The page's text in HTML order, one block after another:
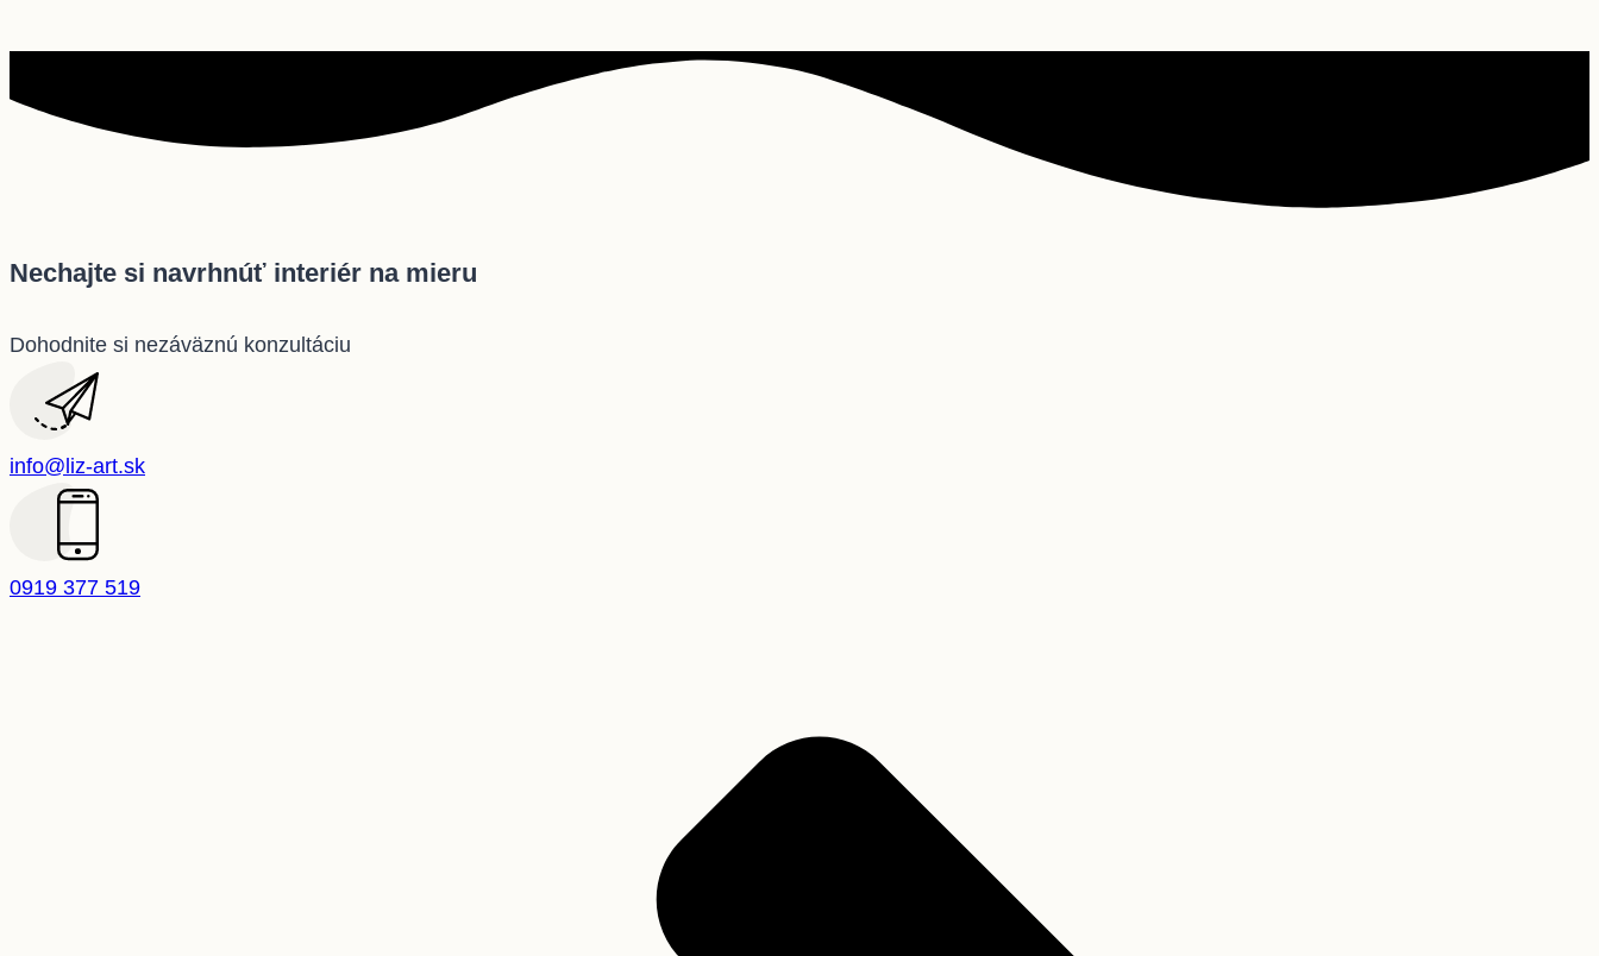
Nechajte si navrhnúť interiér na mieru
Dohodnite si nezáväznú konzultáciu
info@liz-art.sk
0919 377 519